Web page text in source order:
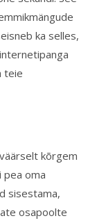
ka selles,
teie
kõrgem
oma
sisestama,
osapoolte